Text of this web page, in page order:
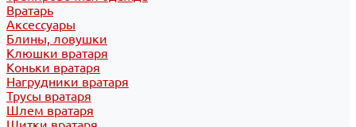
Вратарь
Аксессуары
Блины, ловушки
Клюшки вратаря
Коньки вратаря
Нагрудники вратаря
Трусы вратаря
Шлем вратаря